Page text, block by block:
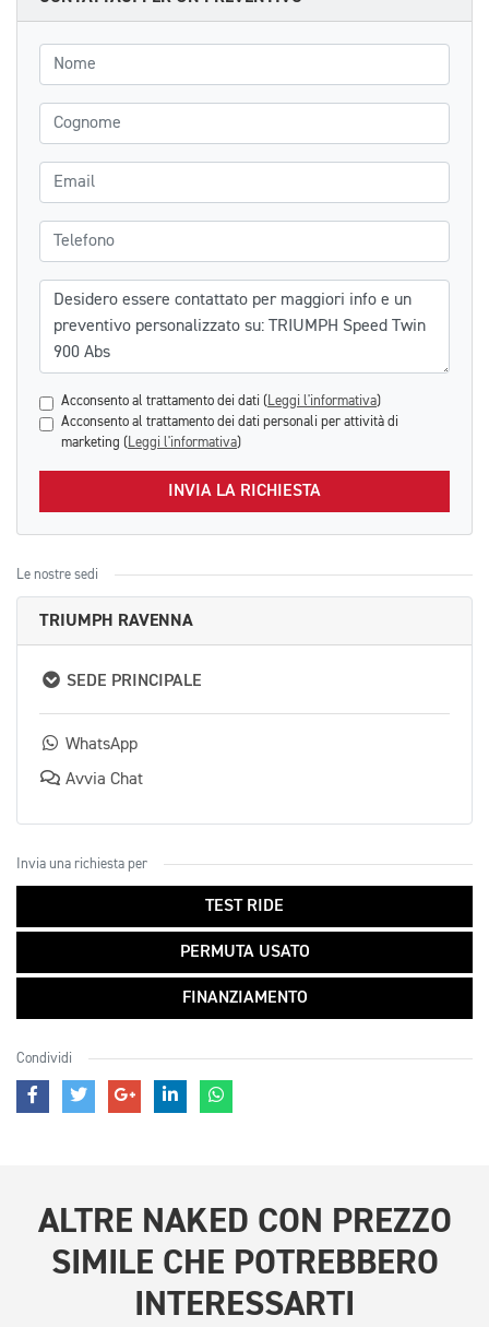
Nome
Cognome
Email
Telefono
Messaggio
Acconsento al trattamento dei dati ( Leggi l'informativa)
Acconsento al trattamento dei dati personali per attività di
marketing ( Leggi l'informativa)
INVIA LA RICHIESTA
Le nostre sedi
TRIUMPH RAVENNA
SEDE PRINCIPALE
WhatsApp
Avvia Chat
Invia una richiesta per
TEST RIDE
PERMUTA USATO
FINANZIAMENTO
Condividi
ALTRE NAKED CON PREZZO
SIMILE CHE POTREBBERO
INTERESSARTI